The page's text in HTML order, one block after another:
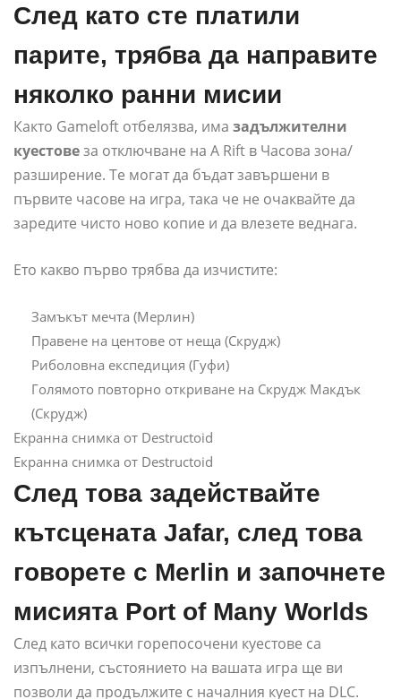
След като сте платили
парите, трябва да направите
няколко ранни мисии
Както Gameloft отбелязва, има задължителни
куестовеза отключване на A Rift в Часова зона/
разширение. Те могат да бъдат завършени в
първите часове на игра, така че не очаквайте да
заредите чисто ново копие и да влезете веднага.
Ето какво първо трябва да изчистите:
Замъкът мечта (Мерлин)
Правене на центове от неща (Скрудж)
Риболовна експедиция (Гуфи)
Голямото повторно откриване на Скрудж Макдък
(Скрудж)
Екранна снимка от Destructoid
Екранна снимка от Destructoid
След това задействайте
кътсцената Jafar, след това
говорете с Merlin и започнете
мисията Port of Many Worlds
След като всички горепосочени куестове са
изпълнени, състоянието на вашата игра ще ви
позволи да продължите с началния куест на DLC.